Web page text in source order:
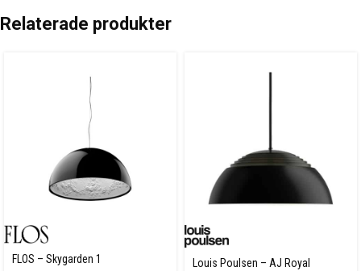
Relaterade produkter
FLOS – Skygarden 1 Louis Poulsen – AJ Royal